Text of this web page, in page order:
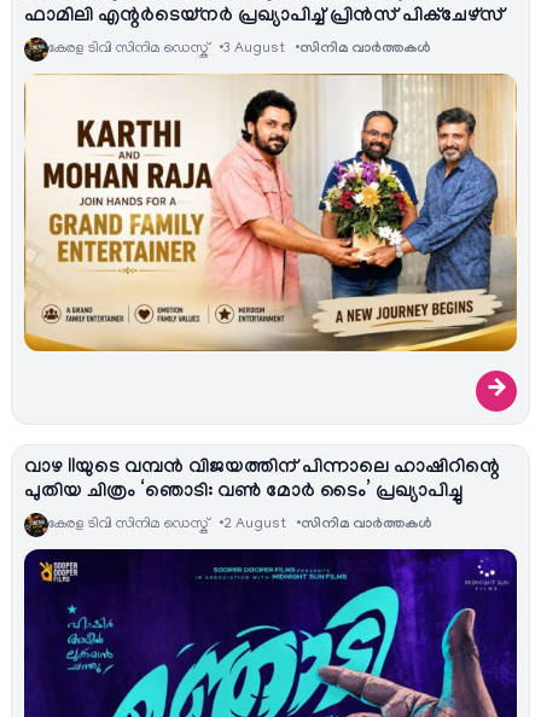
ഫാമിലി എന്റർടെയ്‌നർ പ്രഖ്യാപിച്ച് പ്രിൻസ് പിക്ചേഴ്സ്
കേരള ടിവി സിനിമ ഡെസ്ക് 3 August സിനിമ വാര്‍ത്തകള്‍
→
വാഴ IIയുടെ വമ്പൻ വിജയത്തിന് പിന്നാലെ ഹാഷിറിന്റെ
പുതിയ ചിത്രം ‘ഞൊടി: വൺ മോർ ടൈം’ പ്രഖ്യാപിച്ചു
കേരള ടിവി സിനിമ ഡെസ്ക് 2 August സിനിമ വാര്‍ത്തകള്‍